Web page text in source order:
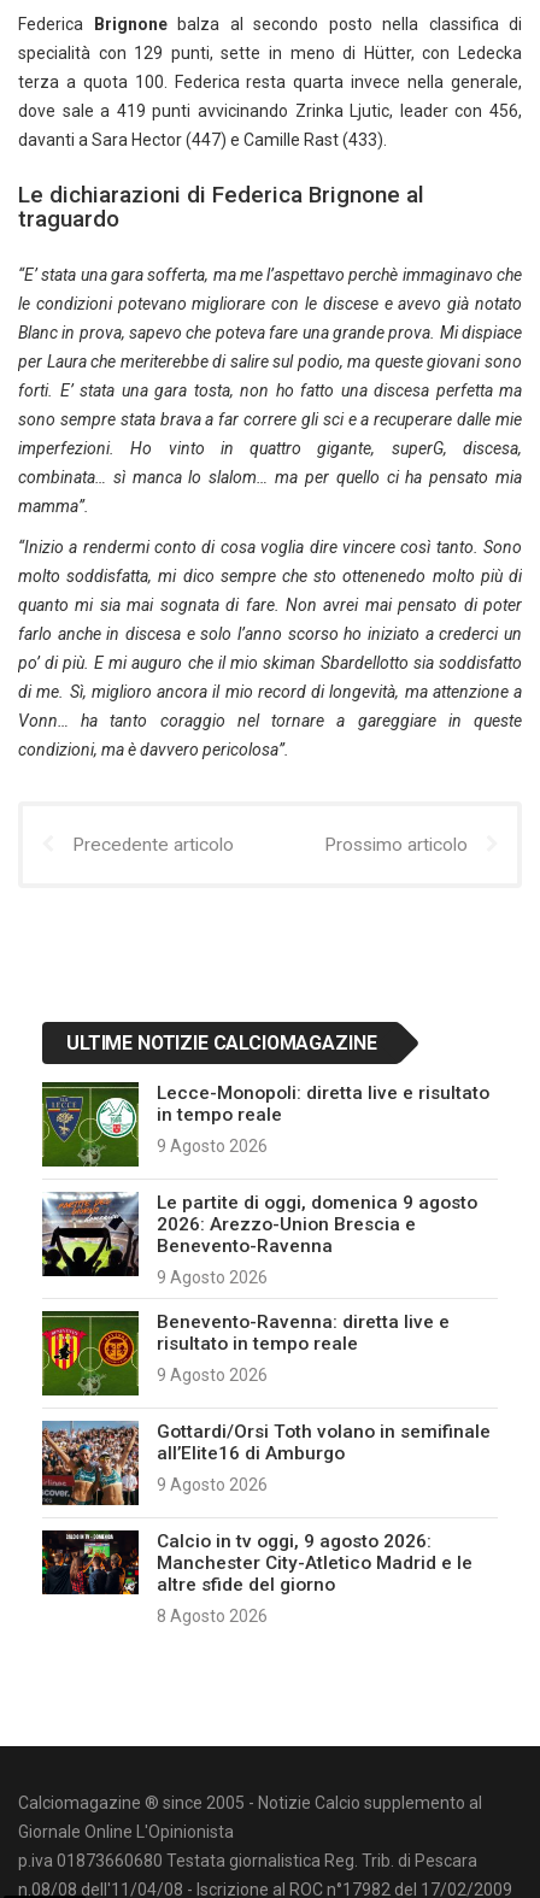
Federica Brignonebalza al secondo posto nella classifica di
specialità con 129 punti, sette in meno di Hütter, con Ledecka
terza a quota 100. Federica resta quarta invece nella generale,
dove sale a 419 punti avvicinando Zrinka Ljutic, leader con 456,
davanti a Sara Hector (447) e Camille Rast (433).
Le dichiarazioni di Federica Brignone al
traguardo
“E’ stata una gara sofferta, ma me l’aspettavo perchè immaginavo che
le condizioni potevano migliorare con le discese e avevo già notato
Blanc in prova, sapevo che poteva fare una grande prova. Mi dispiace
per Laura che meriterebbe di salire sul podio, ma queste giovani sono
forti. E’ stata una gara tosta, non ho fatto una discesa perfetta ma
sono sempre stata brava a far correre gli sci e a recuperare dalle mie
imperfezioni. Ho vinto in quattro gigante, superG, discesa,
combinata… sì manca lo slalom… ma per quello ci ha pensato mia
mamma”.
“Inizio a rendermi conto di cosa voglia dire vincere così tanto. Sono
molto soddisfatta, mi dico sempre che sto ottenenedo molto più di
quanto mi sia mai sognata di fare. Non avrei mai pensato di poter
farlo anche in discesa e solo l’anno scorso ho iniziato a crederci un
po’ di più. E mi auguro che il mio skiman Sbardellotto sia soddisfatto
di me. Sì, miglioro ancora il mio record di longevità, ma attenzione a
Vonn… ha tanto coraggio nel tornare a gareggiare in queste
condizioni, ma è davvero pericolosa”.
Precedente articolo Prossimo articolo
ULTIME NOTIZIE CALCIOMAGAZINE
Lecce-Monopoli: diretta live e risultato
in tempo reale
9 Agosto 2026
Le partite di oggi, domenica 9 agosto
2026: Arezzo-Union Brescia e
Benevento-Ravenna
9 Agosto 2026
Benevento-Ravenna: diretta live e
risultato in tempo reale
9 Agosto 2026
Gottardi/Orsi Toth volano in semifinale
all’Elite16 di Amburgo
9 Agosto 2026
Calcio in tv oggi, 9 agosto 2026:
Manchester City-Atletico Madrid e le
altre sfide del giorno
8 Agosto 2026
Calciomagazine ® since 2005 - Notizie Calcio supplemento al
Giornale Online L'Opinionista
p.iva 01873660680 Testata giornalistica Reg. Trib. di Pescara
n.08/08 dell'11/04/08 - Iscrizione al ROC n°17982 del 17/02/2009